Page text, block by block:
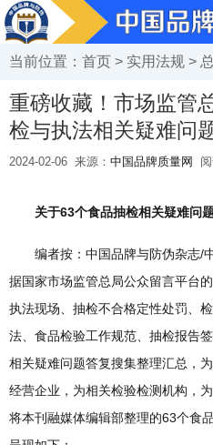
当前位置： 首页 > 实用法规 >
重磅收藏！市场监管
检与执法相关疑难问
2024-02-06 来源： 中国品牌质量网
关于63个食品抽检相关疑难问题
编者按：中国品牌与防伪杂志/
据国家市场监管总局公众留言平台
执法现场、抽检不合格定性处罚、
法、食品检验工作规范、抽检报告
相关疑难问题答复搜集整理汇总，
经营企业，为相关检验检测机构，
将本刊融媒体编辑部整理的63个食